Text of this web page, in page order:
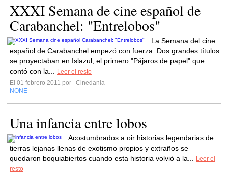
XXXI Semana de cine español de
Carabanchel: "Entrelobos"
La Semana del cine
español de Carabanchel empezó con fuerza. Dos grandes títulos
se proyectaban en Islazul, el primero "Pájaros de papel" que
contó con la...
Leer el resto
El 01 febrero 2011 por
Cinedania
NONE
Una infancia entre lobos
Acostumbrados a oir historias legendarias de
tierras lejanas llenas de exotismo propios y extraños se
quedaron boquiabiertos cuando esta historia volvió a la...
Leer el
resto